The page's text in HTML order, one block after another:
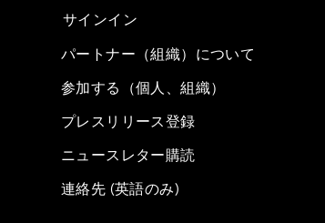
サインイン
パートナー（組織）について
参加する（個人、組織）
プレスリリース登録
ニュースレター購読
連絡先 (英語のみ)